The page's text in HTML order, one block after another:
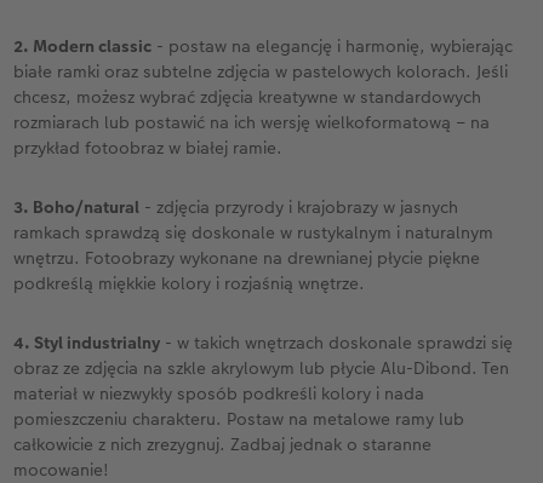
2. Modern classic - postaw na elegancję i harmonię, wybierając
białe ramki oraz subtelne zdjęcia w pastelowych kolorach. Jeśli
chcesz, możesz wybrać zdjęcia kreatywne w standardowych
rozmiarach lub postawić na ich wersję wielkoformatową – na
przykład fotoobraz w białej ramie.
3. Boho/natural - zdjęcia przyrody i krajobrazy w jasnych
ramkach sprawdzą się doskonale w rustykalnym i naturalnym
wnętrzu. Fotoobrazy wykonane na drewnianej płycie piękne
podkreślą miękkie kolory i rozjaśnią wnętrze.
4. Styl industrialny - w takich wnętrzach doskonale sprawdzi się
obraz ze zdjęcia na szkle akrylowym lub płycie Alu-Dibond. Ten
materiał w niezwykły sposób podkreśli kolory i nada
pomieszczeniu charakteru. Postaw na metalowe ramy lub
całkowicie z nich zrezygnuj. Zadbaj jednak o staranne
mocowanie!